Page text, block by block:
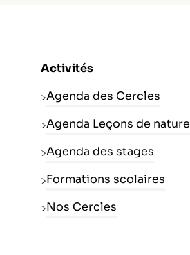
Activités
Agenda des Cercles
Agenda Leçons de nature
Agenda des stages
Formations scolaires
Nos Cercles